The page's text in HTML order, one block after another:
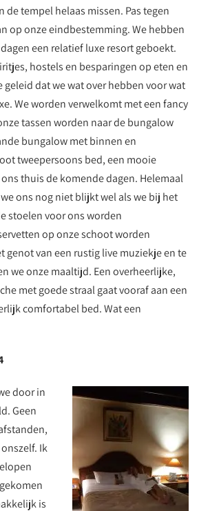
de tempel helaas missen. Pas tegen
op onze eindbestemming. We hebben
een relatief luxe resort geboekt.
hostels en besparingen op eten en
dat we wat over hebben voor wat
We worden verwelkomt met een fancy
tassen worden naar de bungalow
bungalow met binnen en
tweepersoons bed, een mooie
thuis de komende dagen. Helemaal
ons nog niet blijkt wel als we bij het
stoelen voor ons worden
op onze schoot worden
genot van een rustig live muziekje en te
we onze maaltijd. Een overheerlijke,
met goede straal gaat vooraf aan een
comfortabel bed. Wat een
door in
Geen
Ik
is